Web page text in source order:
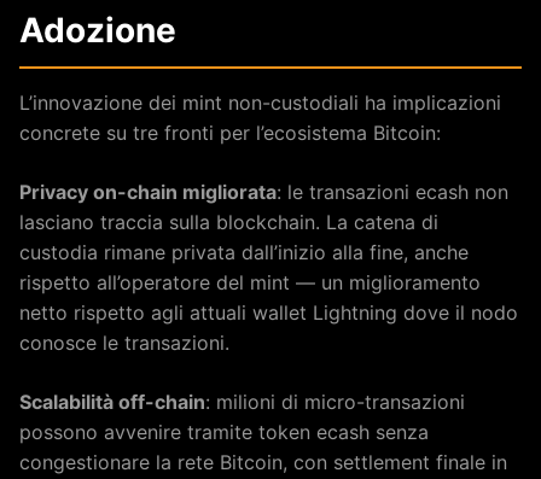
Adozione
L’innovazione dei mint non-custodiali ha implicazioni
concrete su tre fronti per l’ecosistema Bitcoin:
Privacy on-chain migliorata: le transazioni ecash non
lasciano traccia sulla blockchain. La catena di
custodia rimane privata dall’inizio alla fine, anche
rispetto all’operatore del mint — un miglioramento
netto rispetto agli attuali wallet Lightning dove il nodo
conosce le transazioni.
Scalabilità off-chain: milioni di micro-transazioni
possono avvenire tramite token ecash senza
congestionare la rete Bitcoin, con settlement finale in